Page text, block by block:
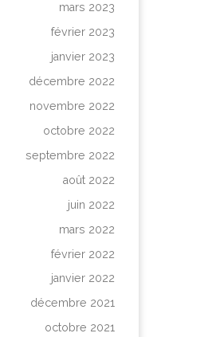
mars 2023
février 2023
janvier 2023
décembre 2022
novembre 2022
octobre 2022
septembre 2022
août 2022
juin 2022
mars 2022
février 2022
janvier 2022
décembre 2021
octobre 2021